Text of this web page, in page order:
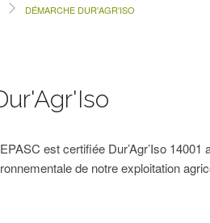
DÉMARCHE DUR'AGR'ISO
est certifiée Dur’Agr’Iso
de notre exploitation